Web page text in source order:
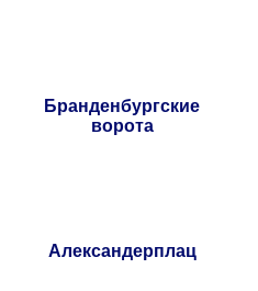
Бранденбургские
ворота
Александерплац